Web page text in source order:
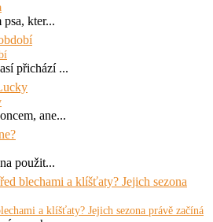
kter...
přichází ...
ane...
použit...
a klíšťaty? Jejich sezona právě začíná